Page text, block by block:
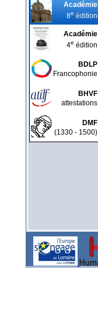
Académie
8e édition
Académie
4e édition
BDLP
Francophonie
BHVF
attestations
DMF
(1330 - 1500)